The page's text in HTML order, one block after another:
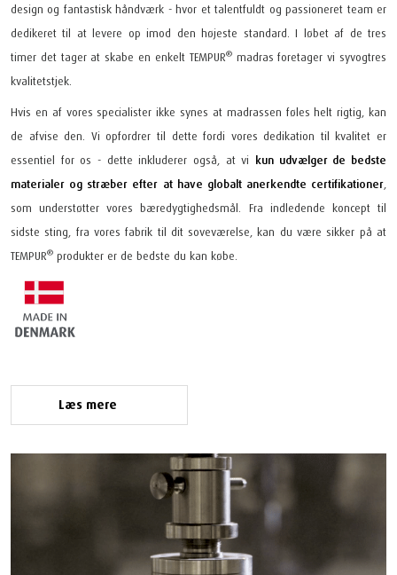
design og fantastisk håndværk - hvor et talentfuldt og passioneret team er
dedikeret til at levere op imod den højeste standard. I løbet af de tres
timer det tager at skabe en enkelt TEMPUR®madras foretager vi syvogtres
kvalitetstjek.
Hvis en af vores specialister ikke synes at madrassen føles helt rigtig, kan
de afvise den. Vi opfordrer til dette fordi vores dedikation til kvalitet er
essentiel for os - dette inkluderer også, at vi kun udvælger de bedste
materialer og stræber efter at have globalt anerkendte certifikationer
som understøtter vores bæredygtighedsmål. Fra indledende koncept til
sidste sting, fra vores fabrik til dit soveværelse, kan du være sikker på at
TEMPUR® produkter er de bedste du kan købe.
Læs mere